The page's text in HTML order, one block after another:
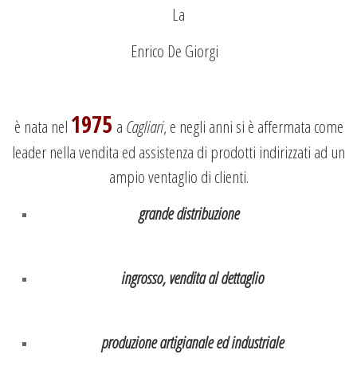
La
Enrico De Giorgi
è nata nel 1975 a Cagliari, e negli anni si è affermata come
leader nella vendita ed assistenza di prodotti indirizzati ad un
ampio ventaglio di clienti.
grande distribuzione
ingrosso, vendita al dettaglio
produzione artigianale ed industriale